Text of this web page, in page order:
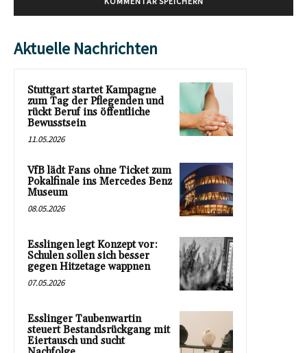
Aktuelle Nachrichten
Stuttgart startet Kampagne
zum Tag der Pflegenden und
rückt Beruf ins öffentliche
Bewusstsein
11.05.2026
VfB lädt Fans ohne Ticket zum
Pokalfinale ins Mercedes Benz
Museum
08.05.2026
Esslingen legt Konzept vor:
Schulen sollen sich besser
gegen Hitzetage wappnen
07.05.2026
Esslinger Taubenwartin
steuert Bestandsrückgang mit
Eiertausch und sucht